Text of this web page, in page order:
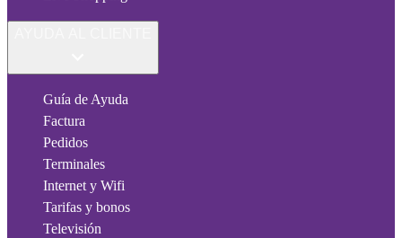
Guía de Ayuda
Factura
Pedidos
Terminales
Internet y Wifi
Tarifas y bonos
Televisión